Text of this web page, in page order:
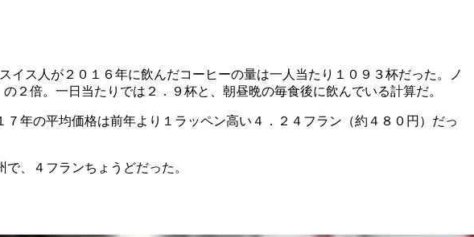
イス人が２０１６年に飲んだコーヒーの量は一人当たり１０９３杯だった。ノ
２倍。一日当たりでは２．９杯と、朝昼晩の毎食後に飲んでいる計算だ。
年の平均価格は前年より１ラッペン高い４．２４フラン（約４８０円）だっ
、４フランちょうどだった。